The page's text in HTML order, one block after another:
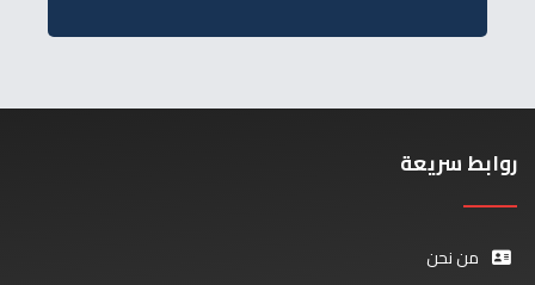
روابط سريعة
من نحن